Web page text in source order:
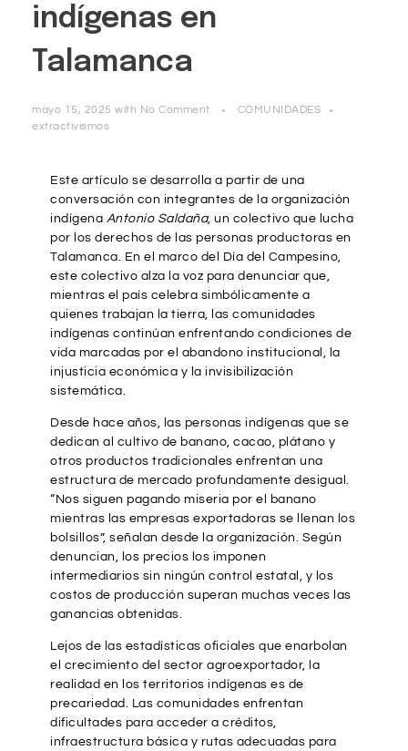
indígenas en
Talamanca
mayo 15, 2025 with No Comment
COMUNIDADES
extractivismos
Este artículo se desarrolla a partir de una
conversación con integrantes de la organización
indígena Antonio Saldaña, un colectivo que lucha
por los derechos de las personas productoras en
Talamanca. En el marco del Día del Campesino,
este colectivo alza la voz para denunciar que,
mientras el país celebra simbólicamente a
quienes trabajan la tierra, las comunidades
indígenas continúan enfrentando condiciones de
vida marcadas por el abandono institucional, la
injusticia económica y la invisibilización
sistemática.
Desde hace años, las personas indígenas que se
dedican al cultivo de banano, cacao, plátano y
otros productos tradicionales enfrentan una
estructura de mercado profundamente desigual.
“Nos siguen pagando miseria por el banano
mientras las empresas exportadoras se llenan los
bolsillos”, señalan desde la organización. Según
denuncian, los precios los imponen
intermediarios sin ningún control estatal, y los
costos de producción superan muchas veces las
ganancias obtenidas.
Lejos de las estadísticas oficiales que enarbolan
el crecimiento del sector agroexportador, la
realidad en los territorios indígenas es de
precariedad. Las comunidades enfrentan
dificultades para acceder a créditos,
infraestructura básica y rutas adecuadas para